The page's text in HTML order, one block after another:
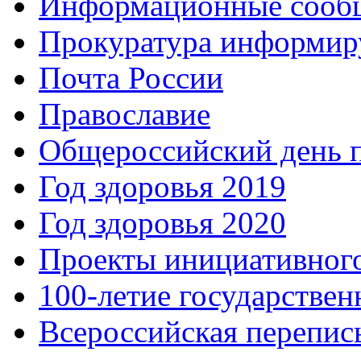
Прокуратура
Почта России
Православие
Общероссийский день
Год здоровья 2019
Год здоровья 2020
Проекты
100-летие
Всероссийская